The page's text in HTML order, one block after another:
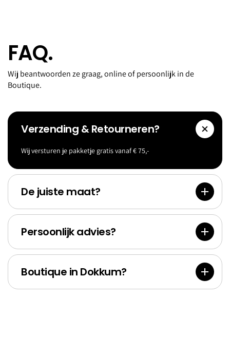
Accessoi
res
FAQ.
Wij beantwoorden ze graag, online of persoonlijk in de
Boutique.
Verzending & Retourneren?
Wij versturen je pakketje gratis vanaf € 75,-
De juiste maat?
Persoonlijk advies?
Boutique in Dokkum?